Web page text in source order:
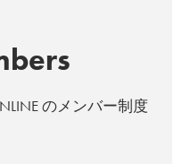
のメンバー制度